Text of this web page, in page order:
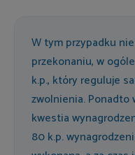
W tym przypadku
przekonaniu, w
k.p., który reguluje
zwolnienia. Ponadto
kwestia
80 k.p.